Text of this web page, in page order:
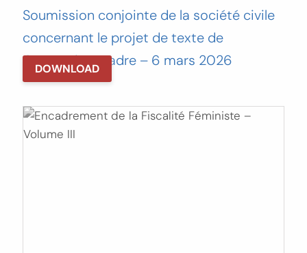
Soumission conjointe de la société civile
concernant le projet de texte de
Convention-cadre – 6 mars 2026
DOWNLOAD